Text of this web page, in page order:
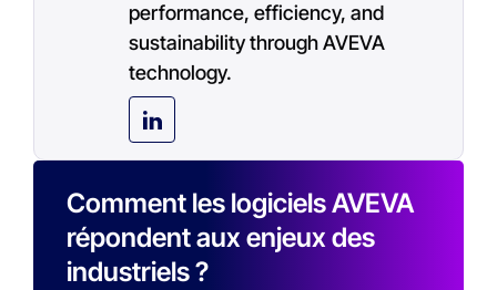
performance, efficiency, and
sustainability through AVEVA
technology.
Comment les logiciels AVEVA
répondent aux enjeux des
industriels ?